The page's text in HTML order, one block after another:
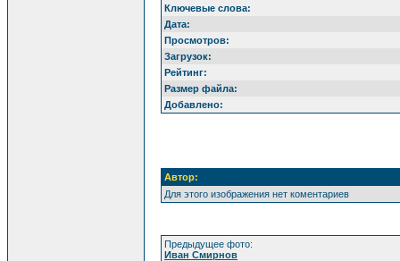
Ключевые слова:
Дата:
Просмотров:
Загрузок:
Рейтинг:
Размер файла:
Добавлено:
Автор:
Для этого изображения нет коментариев
Предыдущее фото:
Иван Смирнов